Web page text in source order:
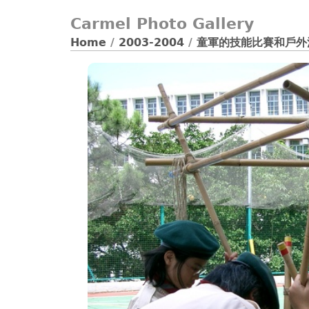
Carmel Photo Gallery
Home / 2003-2004 / 童軍的技能比賽和戶